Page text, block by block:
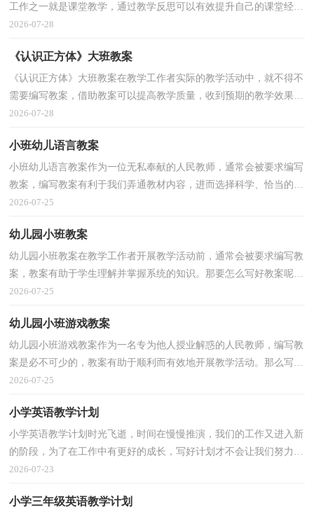
工作之一就是课堂教学，通过教学反思可以有效提升自己的课堂经
验，那么你有了解过教学反思吗？下面是小编整理的五年...
2026-07-28
《认识正方体》大班教案
《认识正方体》大班教案在教学工作者实际的教学活动中，就不得不
需要编写教案，借助教案可以提高教学质量，收到预期的教学效果。
那么问题来了，教案应该怎么写？以下是小编整理的《认...
2026-07-28
小班幼儿语言教案
小班幼儿语言教案作为一位无私奉献的人民教师，通常会被要求编写
教案，编写教案有利于我们弄通教材内容，进而选择科学、恰当的教
学方法。那么问题来了，教案应该怎么写？以下是小编为...
2026-07-25
幼儿园小班教案
幼儿园小班教案在教学工作者开展教学活动前，通常会被要求编写教
案，教案有助于学生理解并掌握系统的知识。那要怎么写好教案呢？
以下是小编精心整理的幼儿园小班教案，欢迎大家借鉴...
2026-07-25
幼儿园小班游戏教案
幼儿园小班游戏教案作为一名专为他人授业解惑的人民教师，编写教
案是必不可少的，教案有助于顺利而有效地开展教学活动。那么写教
案需要注意哪些问题呢？下面是小编精心整理的幼儿...
2026-07-25
小学英语教学计划
小学英语教学计划时光飞逝，时间在慢慢推演，我们的工作又进入新
的阶段，为了在工作中有更好的成长，写好计划才不会让我们努力的
时候迷失方向哦。相信大家又在为写计划犯愁了吧？以下...
2026-07-23
小学三年级英语教学计划